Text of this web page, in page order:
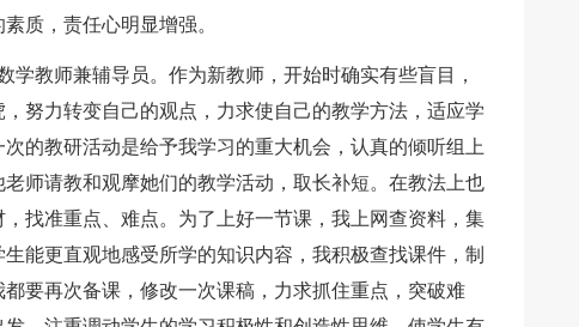
质，责任心明显增强。
学教师兼辅导员。作为新教师，开始时确实有些盲目，
努力转变自己的观点，力求使自己的教学方法，适应学
的教研活动是给予我学习的重大机会，认真的倾听组上
师请教和观摩她们的教学活动，取长补短。在教法上也
找准重点、难点。为了上好一节课，我上网查资料，集
能更直观地感受所学的知识内容，我积极查找课件，制
要再次备课，修改一次课稿，力求抓住重点，突破难